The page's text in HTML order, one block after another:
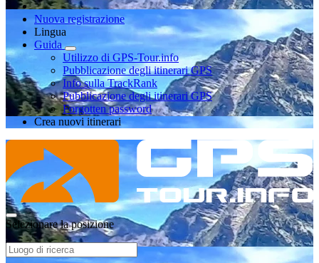
Nuova registrazione
Lingua
Guida
Utilizzo di GPS-Tour.info
Pubblicazione degli itinerari GPS
Info sulla TrackRank
Pubblicazione degli itinerari GPS
Forgotten password
Crea nuovi itinerari
Selezionare la posizione